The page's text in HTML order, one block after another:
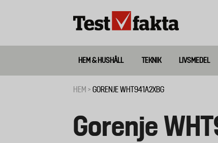
Huvudmeny
ny
HEM & HUSHÅLL TEKNIK LIVSMEDEL
HEM GORENJE WHT941A2XBG
Gorenje